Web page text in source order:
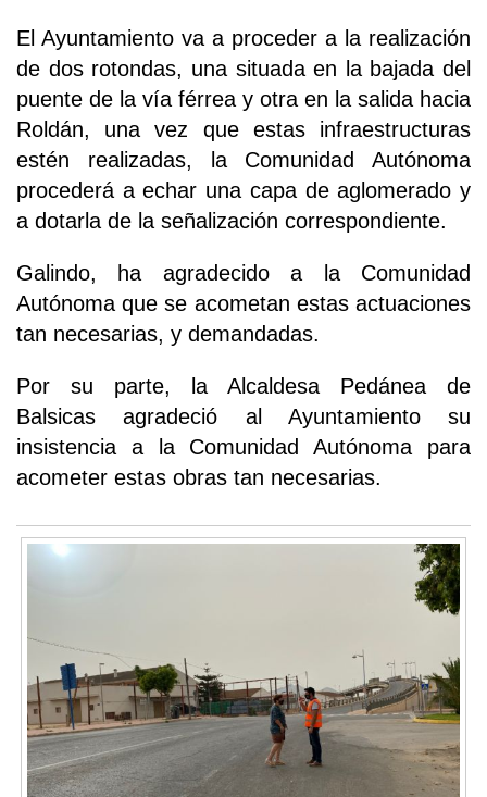
El Ayuntamiento va a proceder a la realización
de dos rotondas, una situada en la bajada del
puente de la vía férrea y otra en la salida hacia
Roldán, una vez que estas infraestructuras
estén realizadas, la Comunidad Autónoma
procederá a echar una capa de aglomerado y
a dotarla de la señalización correspondiente.
Galindo, ha agradecido a la Comunidad
Autónoma que se acometan estas actuaciones
tan necesarias, y demandadas.
Por su parte, la Alcaldesa Pedánea de
Balsicas agradeció al Ayuntamiento su
insistencia a la Comunidad Autónoma para
acometer estas obras tan necesarias.